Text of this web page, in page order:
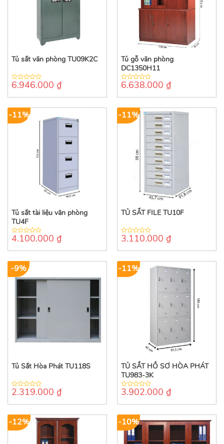
Tủ sắt văn phòng TU09K2C
0
of
6.946.000 ₫
Tủ gỗ văn phòng
DC1350H11
0
of
6.638.000 ₫
-11%
Tủ sắt tài liệu văn phòng
TU4F
0
of
4.100.000 ₫
-11%
TỦ SẮT FILE TU10F
0
of
3.110.000 ₫
-9%
Tủ Sắt Hòa Phát TU118S
0
of
2.319.000 ₫
-11%
TỦ SẮT HỒ SƠ HÒA PHÁT
TU983-3K
0
of
3.902.000 ₫
-12% -10%